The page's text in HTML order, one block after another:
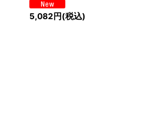
5,082 円(税込)